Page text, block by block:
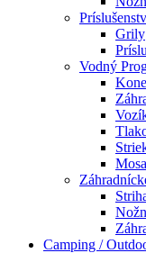
Grily
Vodný
Camping /